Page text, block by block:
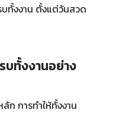
ทั้งงาน ตั้งแต่วันสวด
บทั้งงานอย่าง
ก การทำให้ทั้งงาน